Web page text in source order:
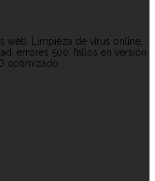
web. Limpieza de virus online,
errores 500, fallos en versión
optimizado.